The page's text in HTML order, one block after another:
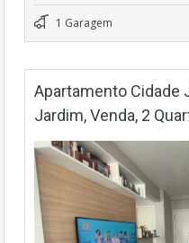
1 Garagem
Apartamento Cidade
Jardim, Venda, 2